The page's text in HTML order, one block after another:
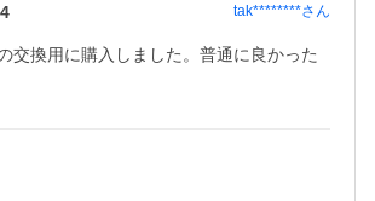
4 tak********さん
交換用に購入しました。普通に良かった